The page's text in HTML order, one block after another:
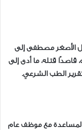
الأصغر مصطفى إلى
قاصدًا قتله، ما أدى إلى
الطب الشرعي.
مع موظف عام